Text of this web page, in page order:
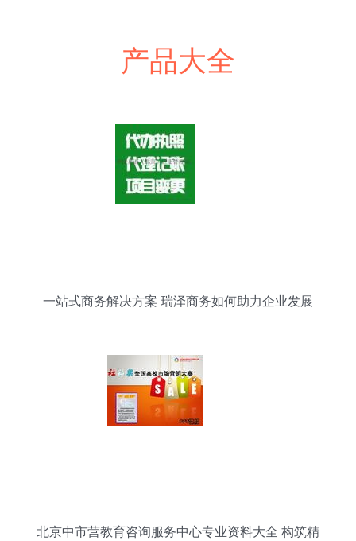
产品大全
一站式商务解决方案 瑞泽商务如何助力企业发展
北京中市营教育咨询服务中心专业资料大全 构筑精